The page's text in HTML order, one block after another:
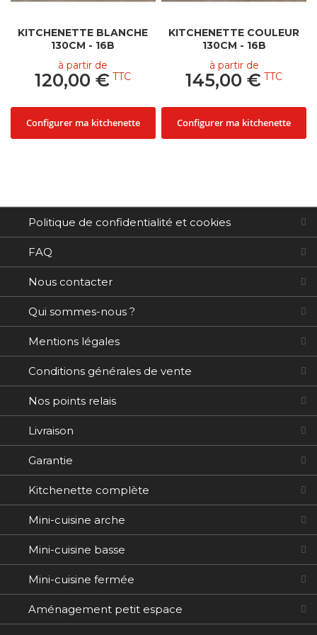
par Ma Kitchenette est fabriqué à partir de matériaux de
KITCHENETTE BLANCHE
130CM - 16B
à partir de
120,00 €
Configurer ma kitchenette
KITCHENETTE COULEUR
130CM - 16B
à partir de
145,00 €
Configurer ma kitchenette
Politique de confidentialité et cookies
FAQ
Nous contacter
Qui sommes-nous ?
Mentions légales
Conditions générales de vente
Nos points relais
Livraison
Garantie
Kitchenette complète
Mini-cuisine arche
Mini-cuisine basse
Mini-cuisine fermée
Aménagement petit espace